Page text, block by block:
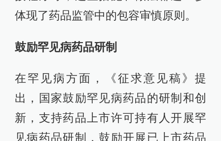
体现了药品监管中的包容审慎原则。
鼓励罕见病药品研制
在罕见病方面，《征求意见稿》提
出，国家鼓励罕见病药品的研制和创
新，支持药品上市许可持有人开展罕
见病药品研制，鼓励开展已上市药品